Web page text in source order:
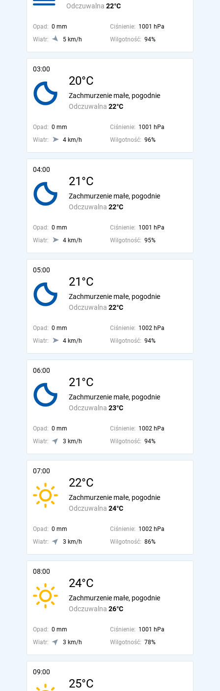
Odczuwalna 22°C
Opad: 0 mm Ciśnienie: 1001 hPa
Wiatr:
5 km/h Wilgotność: 94%
03:00
20°C
Odczuwalna 22°C
Zachmurzenie małe, pogodnie
Opad: 0 mm Ciśnienie: 1001 hPa
Wiatr:
4 km/h Wilgotność: 96%
04:00
21°C
Odczuwalna 22°C
Zachmurzenie małe, pogodnie
Opad: 0 mm Ciśnienie: 1001 hPa
Wiatr:
4 km/h Wilgotność: 95%
05:00
21°C
Odczuwalna 22°C
Zachmurzenie małe, pogodnie
Opad: 0 mm Ciśnienie: 1002 hPa
Wiatr:
4 km/h Wilgotność: 94%
06:00
21°C
Odczuwalna 23°C
Zachmurzenie małe, pogodnie
Opad: 0 mm Ciśnienie: 1002 hPa
Wiatr:
3 km/h Wilgotność: 94%
07:00
22°C
Odczuwalna 24°C
Zachmurzenie małe, pogodnie
Opad: 0 mm Ciśnienie: 1002 hPa
Wiatr:
3 km/h Wilgotność: 86%
08:00
24°C
Odczuwalna 26°C
Zachmurzenie małe, pogodnie
Opad: 0 mm Ciśnienie: 1001 hPa
Wiatr:
3 km/h Wilgotność: 78%
09:00
25°C